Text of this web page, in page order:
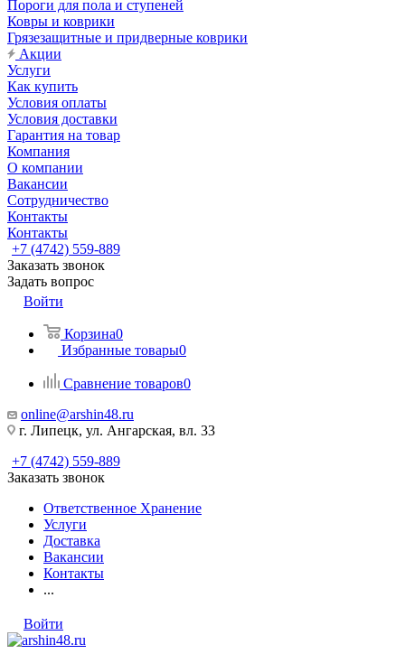
Пороги для пола и ступеней
Ковры и коврики
Грязезащитные и придверные коврики
Акции
Услуги
Как купить
Условия оплаты
Условия доставки
Гарантия на товар
Компания
О компании
Вакансии
Сотрудничество
Контакты
Контакты
+7 (4742) 559-889
Заказать звонок
Задать вопрос
Войти
Корзина0
Избранные товары0
Сравнение товаров0
online@arshin48.ru
г. Липецк, ул. Ангарская, вл. 33
+7 (4742) 559-889
Заказать звонок
Ответственное Хранение
Услуги
Доставка
Вакансии
Контакты
...
Войти